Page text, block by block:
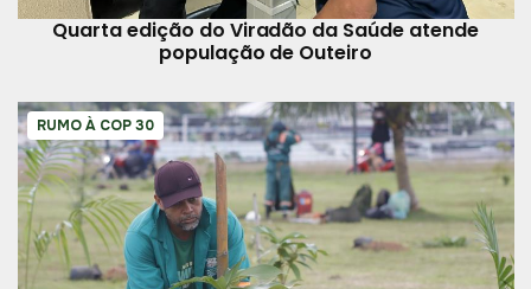
Quarta edição do Viradão da Saúde atende
população de Outeiro
RUMO À COP 30